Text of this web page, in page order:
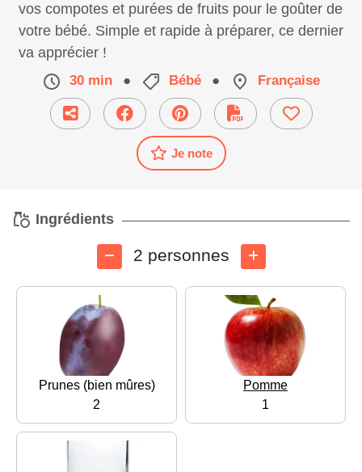
vos compotes et purées de fruits pour le goûter de
votre bébé. Simple et rapide à préparer, ce dernier
va apprécier !
30 min ● Bébé ● Française
Je note
Ingrédients
2 personnes
Prunes (bien mûres)
2
Pomme
1